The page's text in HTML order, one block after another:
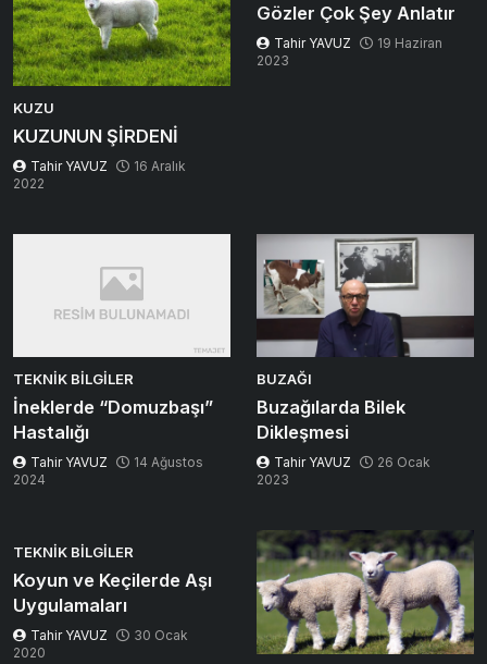
KUZU
KUZUNUN ŞİRDENİ
Tahir YAVUZ
16 Aralık
2022
Gözler Çok Şey Anlatır
Tahir YAVUZ
19 Haziran
2023
TEKNIK BILGILER
İneklerde “Domuzbaşı”
Hastalığı
Tahir YAVUZ
14 Ağustos
2024
BUZAĞI
Buzağılarda Bilek
Dikleşmesi
Tahir YAVUZ
26 Ocak
2023
TEKNIK BILGILER
Koyun ve Keçilerde Aşı
Uygulamaları
Tahir YAVUZ
30 Ocak
2020